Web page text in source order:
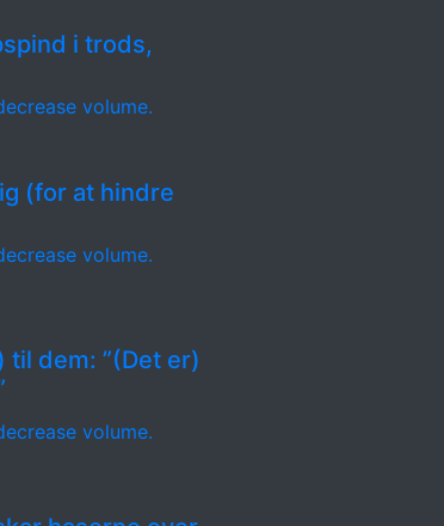
volume.
i trods,
volume.
(for at hindre
volume.
til dem: ”(Det er)